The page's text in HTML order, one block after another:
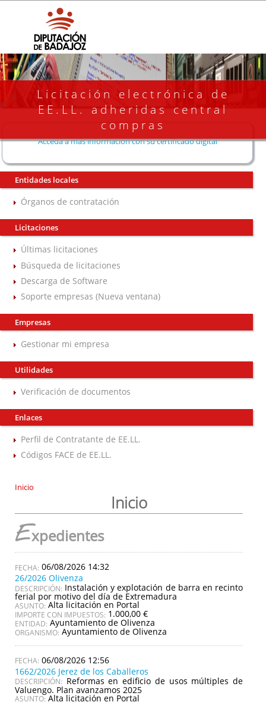
Licitación electrónica de
EE.LL. adheridas central
compras
Acceda a más información con su certificado digital
Entidades locales
Órganos de contratación
Licitaciones
Últimas licitaciones
Búsqueda de licitaciones
Descarga de Software
Soporte empresas (Nueva ventana)
Empresas
Gestionar mi empresa
Utilidades
Verificación de documentos
Enlaces
Perfil de Contratante de EE.LL.
Códigos FACE de EE.LL.
Inicio
Inicio
Expedientes
06/08/2026 14:32
26/2026 Olivenza
DESCRIPCIÓN: Instalación y explotación de barra en recinto
ferial por motivo del día de Extremadura
ASUNTO: Alta licitación en Portal
IMPORTE CON IMPUESTOS: 1.000,00 €
ENTIDAD: Ayuntamiento de Olivenza
ORGANISMO: Ayuntamiento de Olivenza
06/08/2026 12:56
1662/2026 Jerez de los Caballeros
DESCRIPCIÓN: Reformas en edificio de usos múltiples de
Valuengo. Plan avanzamos 2025
ASUNTO: Alta licitación en Portal